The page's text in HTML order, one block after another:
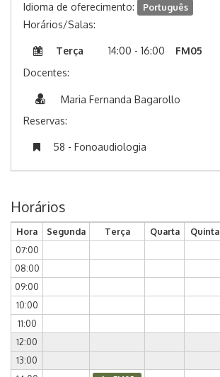
Idioma de oferecimento: Português
Horários/Salas:
Terça 14:00 - 16:00
FM05
Docentes:
Maria Fernanda Bagarollo
Reservas:
58 - Fonoaudiologia
Horários
Hora Segunda Terça Quarta Quinta
07:00
08:00
09:00
10:00
11:00
12:00
13:00